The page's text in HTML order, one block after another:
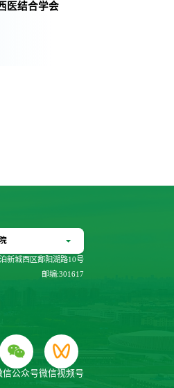
医结合学会
新城西区鄱阳湖路10号
邮编:301617
信公众号微信视频号